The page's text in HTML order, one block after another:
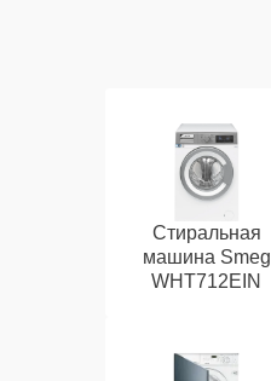
Стиральная
машина Smeg
WHT712EIN